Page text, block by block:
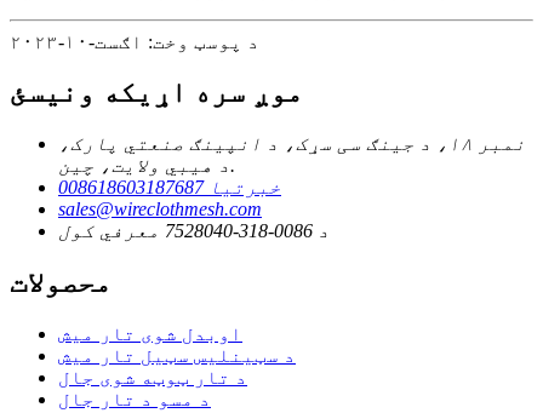
د پوسټ وخت: اګست-۱۰-۲۰۲۳
موږ سره اړیکه ونیسئ
نمبر ۱۸، د جینګ سی سړک، د انپینګ صنعتي پارک،
د هیبي ولایت، چین.
008618603187687 خبرتیا
sales@wireclothmesh.com
د 0086-318-7528040 معرفي کول
محصولات
اوبدل شوی تار میش
د سټینلیس سټیل تار میش
د تار ټوټه شوی جال
د مسو د تار جال